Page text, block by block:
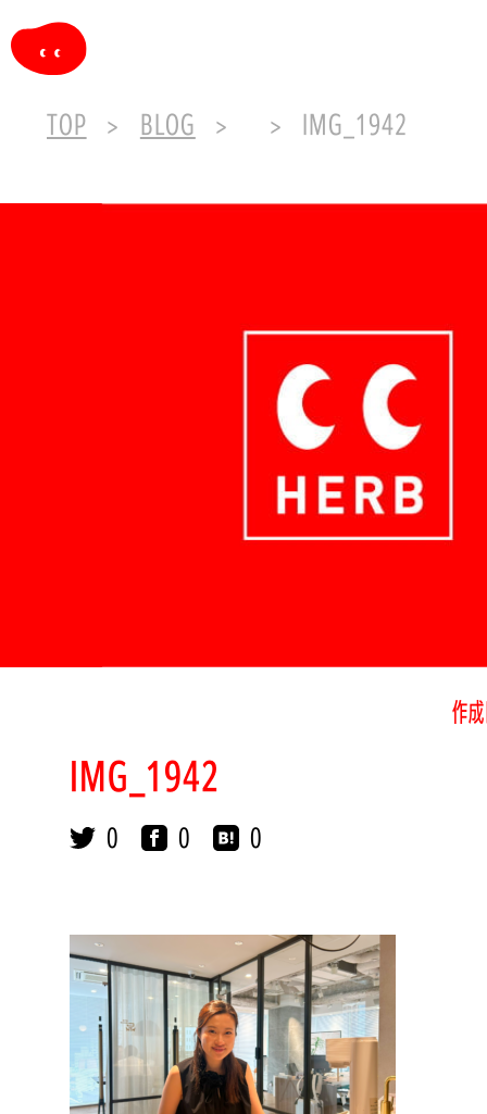
TOP BLOG IMG_1942
作
IMG_1942
0 0 0